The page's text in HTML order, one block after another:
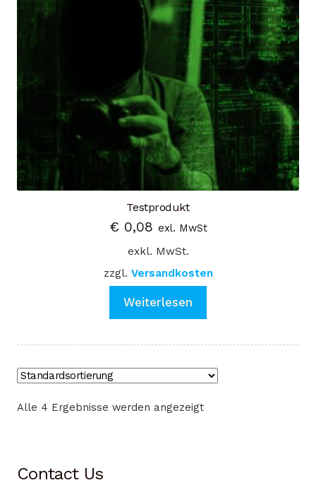
Testprodukt
€ 0,08 exl. MwSt
exkl. MwSt.
zzgl. Versandkosten
Weiterlesen
Alle 4 Ergebnisse werden angezeigt
Contact Us